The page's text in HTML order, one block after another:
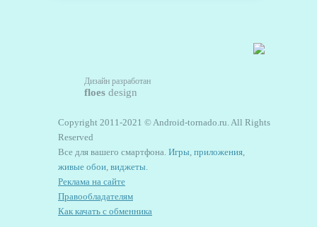
Дизайн разработан
floes design
Copyright 2011-2021 © Android-tornado.ru. All Rights
Reserved
Все для вашего смартфона. Игры, приложения,
живые обои, виджеты.
Реклама на сайте
Правообладателям
Как качать с обменника